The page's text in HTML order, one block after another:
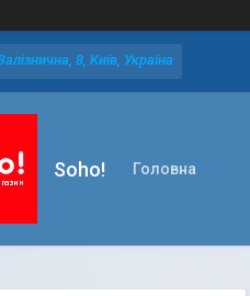
8, Київ, Україна
Soho! Головна